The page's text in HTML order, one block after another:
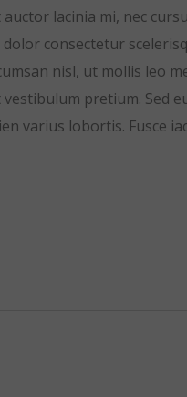
lacinia mi, nec
consectetur
nisl, ut mollis leo
pretium. Sed
varius lobortis. Fusce